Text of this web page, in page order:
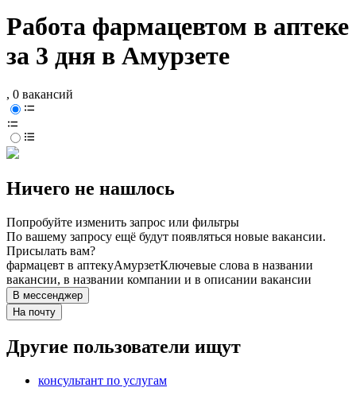
Работа фармацевтом в аптеке
за 3 дня в Амурзете
, 0 вакансий
Ничего не нашлось
Попробуйте изменить запрос или фильтры
По вашему запросу ещё будут появляться новые вакансии.
Присылать вам?
фармацевт в аптекуАмурзетКлючевые слова в названии
вакансии, в названии компании и в описании вакансии
В мессенджер
На почту
Другие пользователи ищут
консультант по услугам